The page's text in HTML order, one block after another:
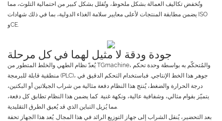
وتُخفض تكاليف العمالة بشكل ملحوظ، وتُقلل بشكل كبير من احتمالية التلوث، مما
يضمن مطابقة المنتجات لأعلى معايير سلامة الغذاء الدولية، بما في ذلك شهادات ISO
وCE.
جودة ودقة لا مثيل لهما في كل مرحلة
يُعدّ نظام الطهي والخلط المتطور من TGmachine، والمُتحكّم به بواسطة وحدة تحكم
منطقية قابلة للبرمجة (PLC)، جوهر هذا الخط الإنتاجي. فباستخدام التحكم الدقيق في
درجة الحرارة والضغط، يُنتج هذا النظام دفعة مثالية من شراب الجيلاتين أو البكتين،
يتميّز بقوام مثالي، وشفافية عالية، ونكهة غنية. كما يضمن هذا النظام تطابق كل دفعة،
مما يُزيل التباين الذي قد يُعيق الطرق التقليدية.
بعد التحضير، يُنقل الشراب إلى جهاز التوزيع الرائد في هذا المجال. يُعد هذا الجهاز تحفة